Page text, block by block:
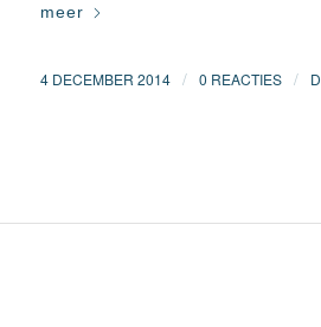
meer
4 DECEMBER 2014 / 0 REACTIES /